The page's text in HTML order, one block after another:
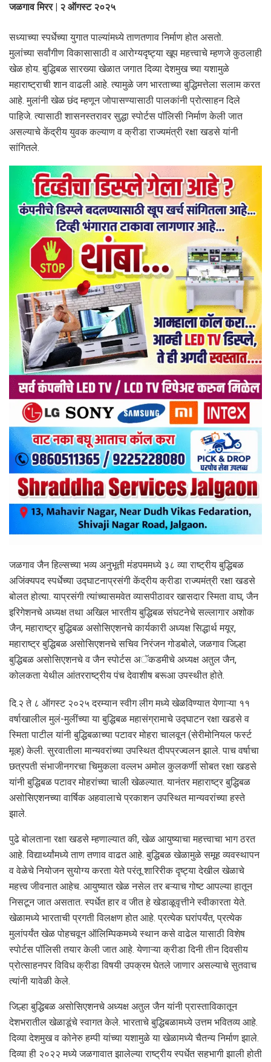
जळगाव मिरर | २ ऑगस्ट २०२५
सध्याच्या स्पर्धेच्या युगात पाल्यांमध्ये ताणतणाव निर्माण होत असतो.
मुलांच्या सर्वांगीण विकासासाठी व आरोग्यदृष्ट्या खूप महत्त्वाचे म्हणजे कुठलाही
खेळ होय. बुद्धिबळ सारख्या खेळात जगात दिव्या देशमुख च्या यशामुळे
महाराष्ट्राची शान वाढली आहे. त्यामुळे जग भारताच्या बुद्धिमत्तेला सलाम करत
आहे. मुलांनी खेळ छंद म्हणून जोपासण्यासाठी पालकांनी प्रोत्साहन दिले
पाहिजे. त्यासाठी शासनस्तरावर सुद्धा स्पोर्टस पॉलिसी निर्माण केली जात
असल्याचे केंद्रीय युवक कल्याण व क्रीडा राज्यमंत्री रक्षा खडसे यांनी
सांगितले.
जळगाव जैन हिल्सच्या भव्य अनुभूती मंडपममध्ये ३८ व्या राष्ट्रीय बुद्धिबळ
अजिंक्यपद स्पर्धेच्या उद्घाटनाप्रसंगी केंद्रीय क्रीडा राज्यमंत्री रक्षा खडसे
बोलत होत्या. याप्रसंगी त्यांच्यासमवेत व्यासपीठावर खासदार स्मिता वाघ, जैन
इरिगेशनचे अध्यक्ष तथा अखिल भारतीय बुद्धिबळ संघटनेचे सल्लागार अशोक
जैन, महाराष्ट्र बुद्धिबळ असोसिएशनचे कार्यकारी अध्यक्ष सिद्धार्थ मयूर,
महाराष्ट्र बुद्धिबळ असोसिएशनचे सचिव निरंजन गोडबोले, जळगाव जिल्हा
बुद्धिबळ असोसिएशनचे व जैन स्पोर्टस अॅकडमीचे अध्यक्ष अतुल जैन,
कोलकता येथील आंतरराष्ट्रीय पंच देवाशीष बरूआ उपस्थीत होते.
दि.२ ते ८ ऑगस्ट २०२५ दरम्यान स्वीग लीग मध्ये खेळविण्यात येणाऱ्या ११
वर्षाखालील मुलं-मुलींच्या या बुद्धिबळ महासंग्रामाचे उद्घाटन रक्षा खडसे व
स्मिता पाटील यांनी बुद्धिबळाच्या पटावर मोहरा चालवून (सेरीमोनियल फर्स्ट
मूव्ह) केली. सुरवातीला मान्यवरांच्या उपस्थित दीपप्रज्वलन झाले. पाच वर्षाचा
छत्रपती संभाजीनगरचा चिमुकला वल्लभ अमोल कुलकर्णी सोबत रक्षा खडसे
यांनी बुद्धिबळ पटावर मोहरांच्या चाली खेळल्यात. यानंतर महाराष्ट्र बुद्धिबळ
असोसिएशनच्या वार्षिक अहवालाचे प्रकाशन उपस्थित मान्यवरांच्या हस्ते
झाले.
पुढे बोलताना रक्षा खडसे म्हणाल्यात की, खेळ आयुष्याचा महत्त्वाचा भाग ठरत
आहे. विद्यार्थ्यांमध्ये ताण तणाव वाढत आहे. बुद्धिबळ खेळामुळे समूह व्यवस्थापन
व वेळेचे नियोजन सुयोग्य करता येते परंतू शारिरीक दृष्ट्या देखील खेळाचे
महत्त्व जीवनात आहेच. आयुष्यात खेळ नसेल तर बऱ्याच गोष्ट आपल्या हातून
निसटून जात असतात. स्पर्धेत हार व जीत हे खेडाळूवृत्तीने स्वीकारता येते.
खेळामध्ये भारताची प्रगती विलक्षण होत आहे. प्रत्येक घरांपर्यंत, प्रत्येक
मुलांपर्यंत खेळ पोहचवून ऑलिम्पिकमध्ये स्थान कसे वाढेल यासाठी विशेष
स्पोर्टस पॉलिसी तयार केली जात आहे. येणाऱ्या क्रीडा दिनी तीन दिवसीय
प्रोत्साहनपर विविध क्रीडा विषयी उपक्रम घेतले जाणार असल्याचे सुतवाच
त्यांनी यावेळी केले.
जिल्हा बुद्धिबळ असोसिएशनचे अध्यक्ष अतुल जैन यांनी प्रास्ताविकातून
देशभरातील खेळाडूंचे स्वागत केले. भारताचे बुद्धिबळामध्ये उत्तम भवितव्य आहे.
दिव्या देशमुख व कोनेरु हम्पी यांच्या यशामुळे या खेळामध्ये चैतन्य निर्माण झाले.
दिव्या ही २०२२ मध्ये जळगावात झालेल्या राष्ट्रीय स्पर्धेत सहभागी झाली होती